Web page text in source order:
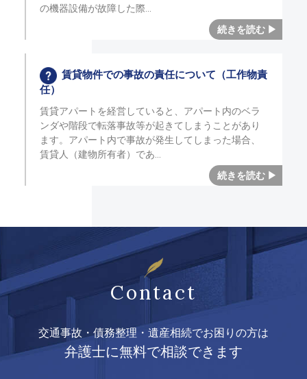
の機器設備が故障した際
賃貸物件での事故の責任について（工作物責
任）
賃貸アパートを経営していると、アパート内のベラ
ンダや階段で転落事故等が起きてしまうことがあり
ます。アパート内で事故が発生してしまった場合、
賃貸人（建物所有者）であ
Contact
交通事故・債務整理・遺産相続でお困りの方は
弁護士に無料で相談できます